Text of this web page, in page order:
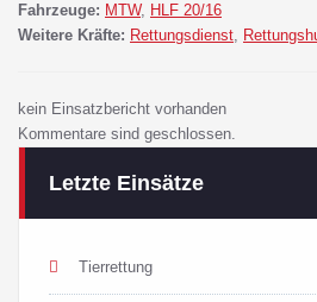
Fahrzeuge: MTW, HLF 20/16
Weitere Kräfte: Rettungsdienst,
kein Einsatzbericht vorhanden
Kommentare sind geschlossen.
Letzte Einsätze
Tierrettung